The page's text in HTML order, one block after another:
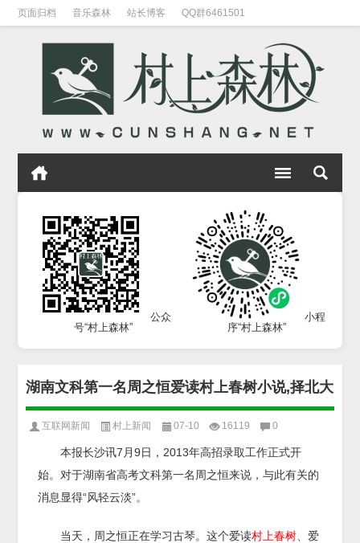
页面归档 音乐森林 站长博客 QQ群6461501
公众
号“村上森林”
小程
序“村上森林”
湖南文科第一名周之恒爱读村上春树小说,择北大
互联网新闻 村上新闻 07-10 16119 0
本报长沙讯7月9日，2013年高招录取工作正式开
始。对于湖南省高考文科第一名周之恒来说，与此有关的
消息显得“风轻云淡”。
当天，周之恒正在学习古琴。这个爱读村上春树 、爱